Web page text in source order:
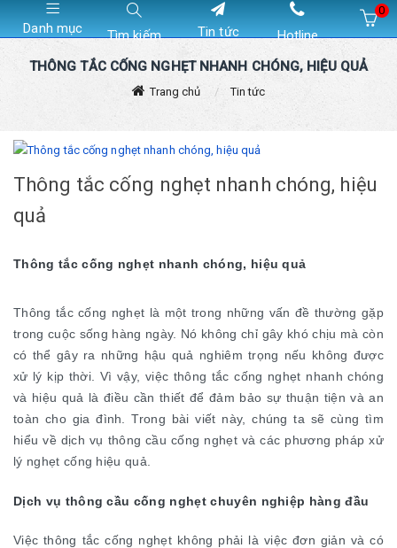
Danh mục Tìm kiếm Tin tức Hotline
0
THÔNG TẮC CỐNG NGHẸT NHANH CHÓNG, HIỆU QUẢ
Trang chủ Tin tức
Thông tắc cống nghẹt nhanh chóng, hiệu
quả
Thông tắc cống nghẹt nhanh chóng, hiệu quả
Thông tắc cống nghẹt là một trong những vấn đề thường gặp
trong cuộc sống hàng ngày. Nó không chỉ gây khó chịu mà còn
có thể gây ra những hậu quả nghiêm trọng nếu không được
xử lý kịp thời. Vì vậy, việc thông tắc cống nghẹt nhanh chóng
và hiệu quả là điều cần thiết để đảm bảo sự thuận tiện và an
toàn cho gia đình. Trong bài viết này, chúng ta sẽ cùng tìm
hiểu về dịch vụ thông cầu cống nghẹt và các phương pháp xử
lý nghẹt cống hiệu quả.
Dịch vụ thông cầu cống nghẹt chuyên nghiệp hàng đầu
Việc thông tắc cống nghẹt không phải là việc đơn giản và có